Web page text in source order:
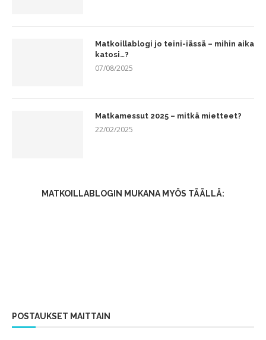
Matkoillablogi jo teini-iässä – mihin aika
katosi…?
07/08/2025
Matkamessut 2025 – mitkä mietteet?
22/02/2025
MATKOILLABLOGIN MUKANA MYÖS TÄÄLLÄ:
POSTAUKSET MAITTAIN